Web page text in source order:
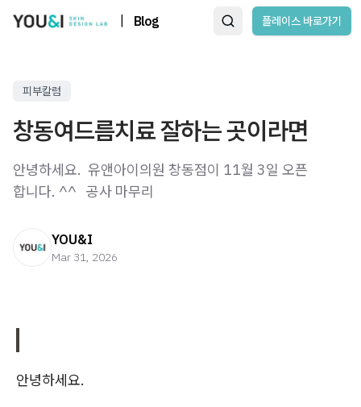
Blog 플레이스 바로가기
피부칼럼
창동여드름치료 잘하는 곳이라면
안녕하세요. ​ 유앤아이의원 창동점이 11월 3일 오픈
합니다. ^^ ​ ​ 공사 마무리
YOU&I
Mar 31, 2026
안녕하세요.